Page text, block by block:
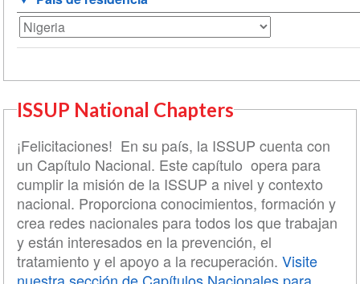
ISSUP National Chapters
¡Felicitaciones! En su país, la ISSUP cuenta con
un Capítulo Nacional. Este capítulo opera para
cumplir la misión de la ISSUP a nivel y contexto
nacional. Proporciona conocimientos, formación y
crea redes nacionales para todos los que trabajan
y están interesados en la prevención, el
tratamiento y el apoyo a la recuperación. Visite
nuestra sección de Capítulos Nacionales para